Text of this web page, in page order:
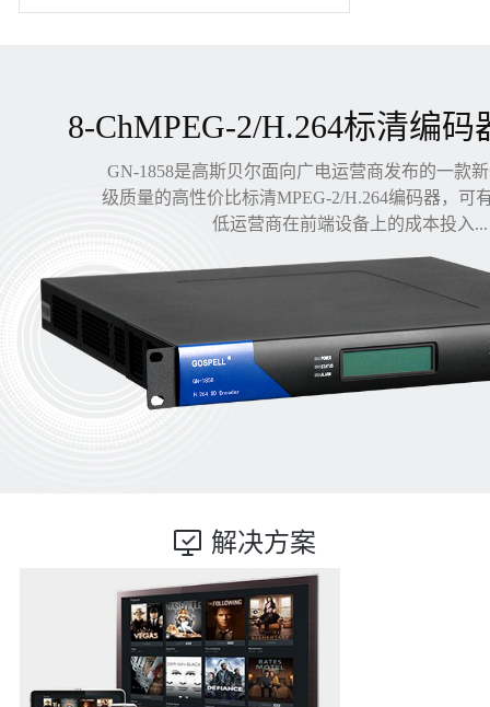
8-ChMPEG-2/H.264标清编码
GN-1858是高斯贝尔面向广电运营商发布的一款
级质量的高性价比标清MPEG-2/H.264编码器，可
低运营商在前端设备上的成本投入...
解决方案